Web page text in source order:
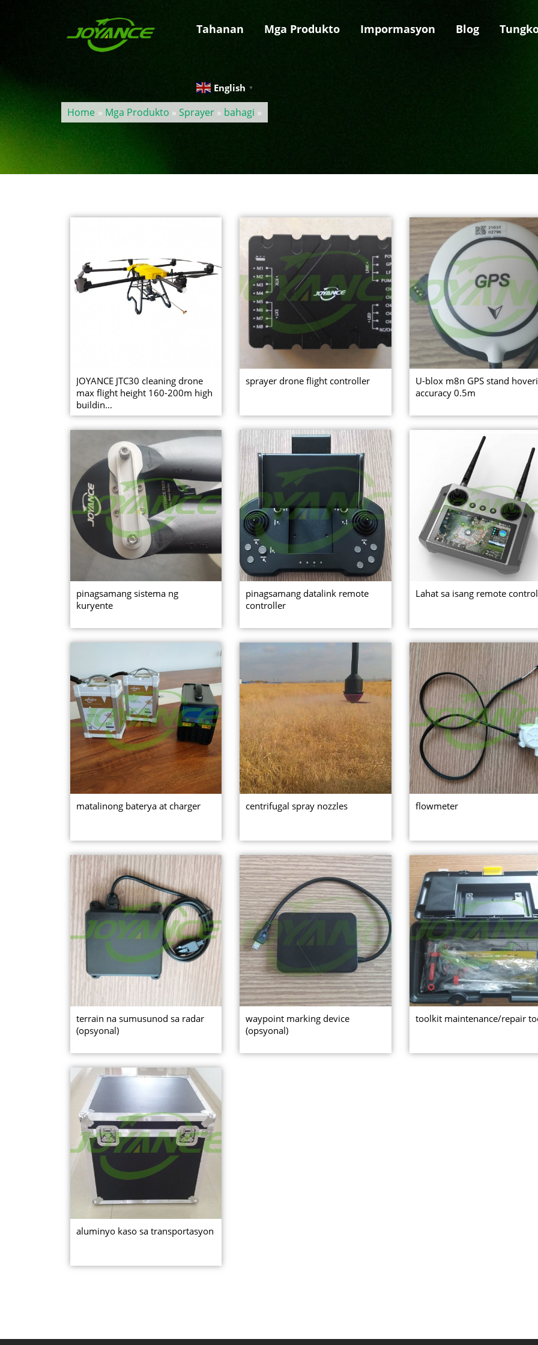
Tahanan Mga Produkto Impormasyon Blog
English ▼
Home » Mga Produkto » Sprayer » bahagi »
JOYANCE JTC30 cleaning drone
max flight height 160-200m high
buildin...
sprayer drone flight controller
U-blox m8n GPS stand
accuracy 0.5m
pinagsamang sistema ng
kuryente
pinagsamang datalink remote
controller
Lahat sa isang remote control
matalinong baterya at charger centrifugal spray nozzles flowmeter
terrain na sumusunod sa radar
(opsyonal)
waypoint marking device
(opsyonal)
toolkit maintenance/repair
aluminyo kaso sa transportasyon